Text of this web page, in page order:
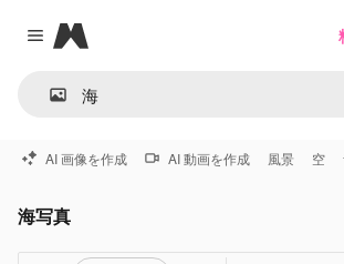
Close menu
Magnific
AI 画像を作成 AI 動画を作成 風景 空
海写真